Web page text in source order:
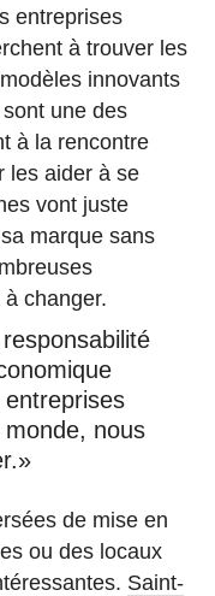
entreprises
à trouver les
innovants
une des
à la rencontre
les aider à se
vont juste
marque sans
changer.
nous
de mise en
ou des locaux
Saint-